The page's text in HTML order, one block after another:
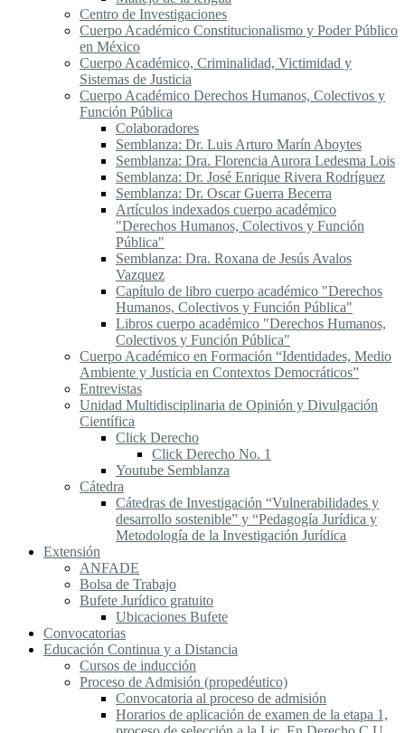
Centro de Investigaciones
Cuerpo Académico Constitucionalismo y Poder Público
en México
Cuerpo Académico, Criminalidad, Victimidad y
Sistemas de Justicia
Cuerpo Académico Derechos Humanos, Colectivos y
Función Pública
Colaboradores
Semblanza: Dr. Luis Arturo Marín Aboytes
Semblanza: Dra. Florencia Aurora Ledesma Lois
Semblanza: Dr. José Enrique Rivera Rodríguez
Semblanza: Dr. Oscar Guerra Becerra
Artículos indexados cuerpo académico
"Derechos Humanos, Colectivos y Función
Pública"
Semblanza: Dra. Roxana de Jesús Avalos
Vazquez
Capítulo de libro cuerpo académico "Derechos
Humanos, Colectivos y Función Pública"
Libros cuerpo académico "Derechos Humanos,
Colectivos y Función Pública"
Cuerpo Académico en Formación “Identidades, Medio
Ambiente y Justicia en Contextos Democráticos”
Entrevistas
Unidad Multidisciplinaria de Opinión y Divulgación
Científica
Click Derecho
Click Derecho No. 1
Youtube Semblanza
Cátedra
Cátedras de Investigación “Vulnerabilidades y
desarrollo sostenible” y “Pedagogía Jurídica y
Metodología de la Investigación Jurídica
Extensión
ANFADE
Bolsa de Trabajo
Bufete Jurídico gratuito
Ubicaciones Bufete
Convocatorias
Educación Continua y a Distancia
Cursos de inducción
Proceso de Admisión (propedéutico)
Convocatoria al proceso de admisión
Horarios de aplicación de examen de la etapa 1,